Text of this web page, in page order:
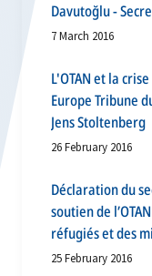
Davutoğlu -
7 March 2016
L'OTAN et la
Europe Tribune
Jens Stoltenberg
26 February 2016
Déclaration du
soutien de
réfugiés et des
25 February 2016